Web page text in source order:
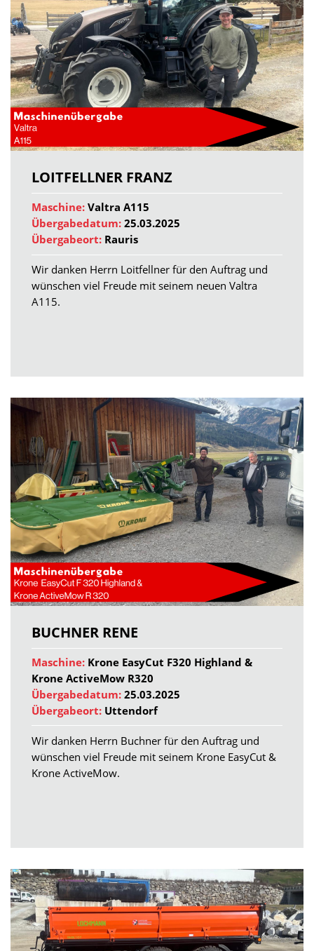
LOITFELLNER FRANZ
Maschine: Valtra A115
Übergabedatum: 25.03.2025
Übergabeort: Rauris
Wir danken Herrn Loitfellner für den Auftrag und
wünschen viel Freude mit seinem neuen Valtra
A115.
BUCHNER RENE
Maschine: Krone EasyCut F320 Highland &
Krone ActiveMow R320
Übergabedatum: 25.03.2025
Übergabeort: Uttendorf
Wir danken Herrn Buchner für den Auftrag und
wünschen viel Freude mit seinem Krone EasyCut &
Krone ActiveMow.